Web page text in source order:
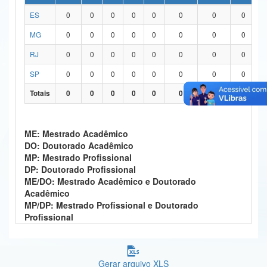
Ministério da Ciência, Tecnologia, Inovações e Comunicações
Ministério do Meio Ambiente
Ministério do Turismo
Ministério do Desenvolvimento Regional
Ministério da Mulher, da Família e dos Direitos Humanos
Secretaria-Geral
Secretaria de Governo
Gabinete de Segurança Institucional
ES
0 0 0 0 0 0 0 0
MG
0 0 0 0 0 0 0 0
RJ
0 0 0 0 0 0 0 0
SP
0 0 0 0 0 0 0 0
Totais
0 0 0 0 0 0 0 0
ME: Mestrado Acadêmico
DO: Doutorado Acadêmico
MP: Mestrado Profissional
DP: Doutorado Profissional
ME/DO: Mestrado Acadêmico e Doutorado
Acadêmico
MP/DP: Mestrado Profissional e Doutorado
Profissional
Gerar arquivo XLS